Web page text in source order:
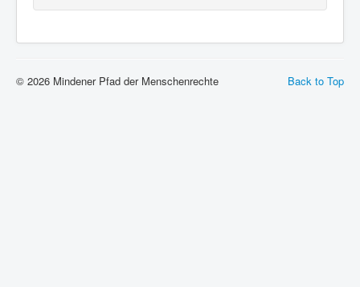
Back to Top
© 2026 Mindener Pfad der Menschenrechte